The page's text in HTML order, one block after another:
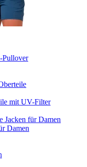
Pullover
mit UV-Filter
Jacken für Damen
Damen